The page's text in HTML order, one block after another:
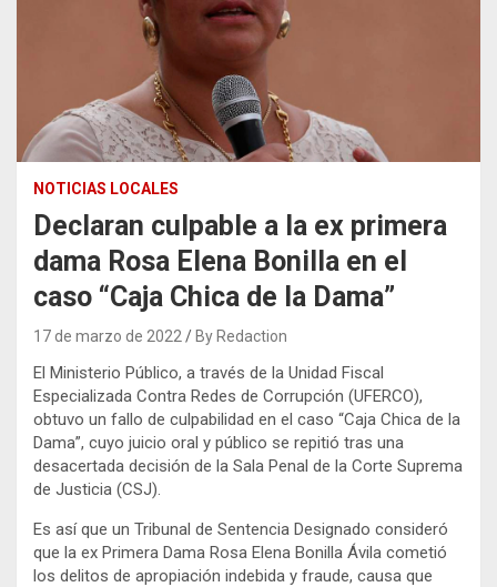
NOTICIAS LOCALES
Declaran culpable a la ex primera
dama Rosa Elena Bonilla en el
caso “Caja Chica de la Dama”
17 de marzo de 2022 By Redaction
El Ministerio Público, a través de la Unidad Fiscal
Especializada Contra Redes de Corrupción (UFERCO),
obtuvo un fallo de culpabilidad en el caso “Caja Chica de la
Dama”, cuyo juicio oral y público se repitió tras una
desacertada decisión de la Sala Penal de la Corte Suprema
de Justicia (CSJ).
Es así que un Tribunal de Sentencia Designado consideró
que la ex Primera Dama Rosa Elena Bonilla Ávila cometió
los delitos de apropiación indebida y fraude, causa que